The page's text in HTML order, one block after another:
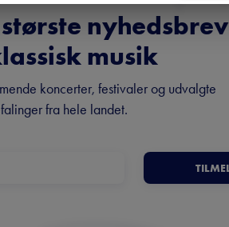
nyhedsbrev
musik
koncerter, festivaler og udvalgte
fra hele landet.